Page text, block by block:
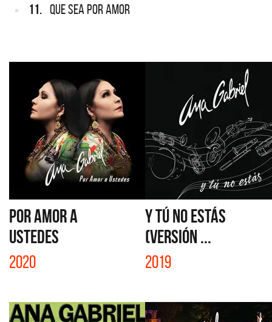
11. QUE SEA POR AMOR
POR AMOR A
USTEDES
2020
Y TÚ NO ESTÁS
(VERSIÓN ...
2019